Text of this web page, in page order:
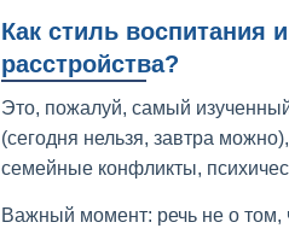
Как стиль воспитания
расстройства?
Это, пожалуй, самый
(сегодня нельзя, завтра
семейные конфликты,
Важный момент: речь не о